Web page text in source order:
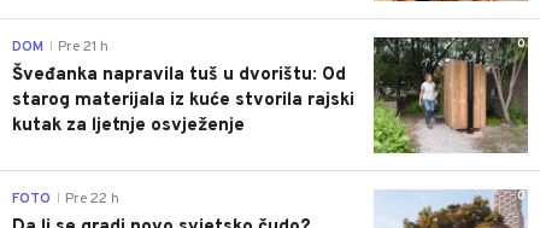
0
DOM Pre 21 h
Šveđanka napravila tuš u dvorištu: Od
starog materijala iz kuće stvorila rajski
kutak za ljetnje osvježenje
0
FOTO Pre 22 h